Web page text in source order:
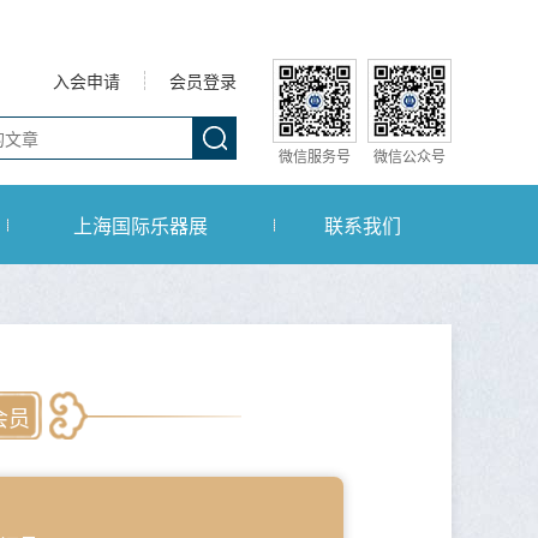
微信服务号 微信公众号
会员登录
入会申请
上海国际乐器展 联系我们
员